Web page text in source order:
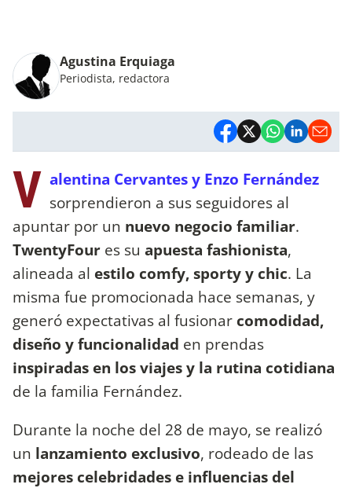
Agustina Erquiaga
Periodista, redactora
V alentina Cervantes y Enzo Fernández
sorprendieron a sus seguidores al
apuntar por un nuevo negocio familiar.
TwentyFour es su apuesta fashionista,
alineada al estilo comfy, sporty y chic. La
misma fue promocionada hace semanas, y
generó expectativas al fusionar comodidad,
diseño y funcionalidad en prendas
inspiradas en los viajes y la rutina cotidiana
de la familia Fernández.
Durante la noche del 28 de mayo, se realizó
un lanzamiento exclusivo, rodeado de las
mejores celebridades e influencias del